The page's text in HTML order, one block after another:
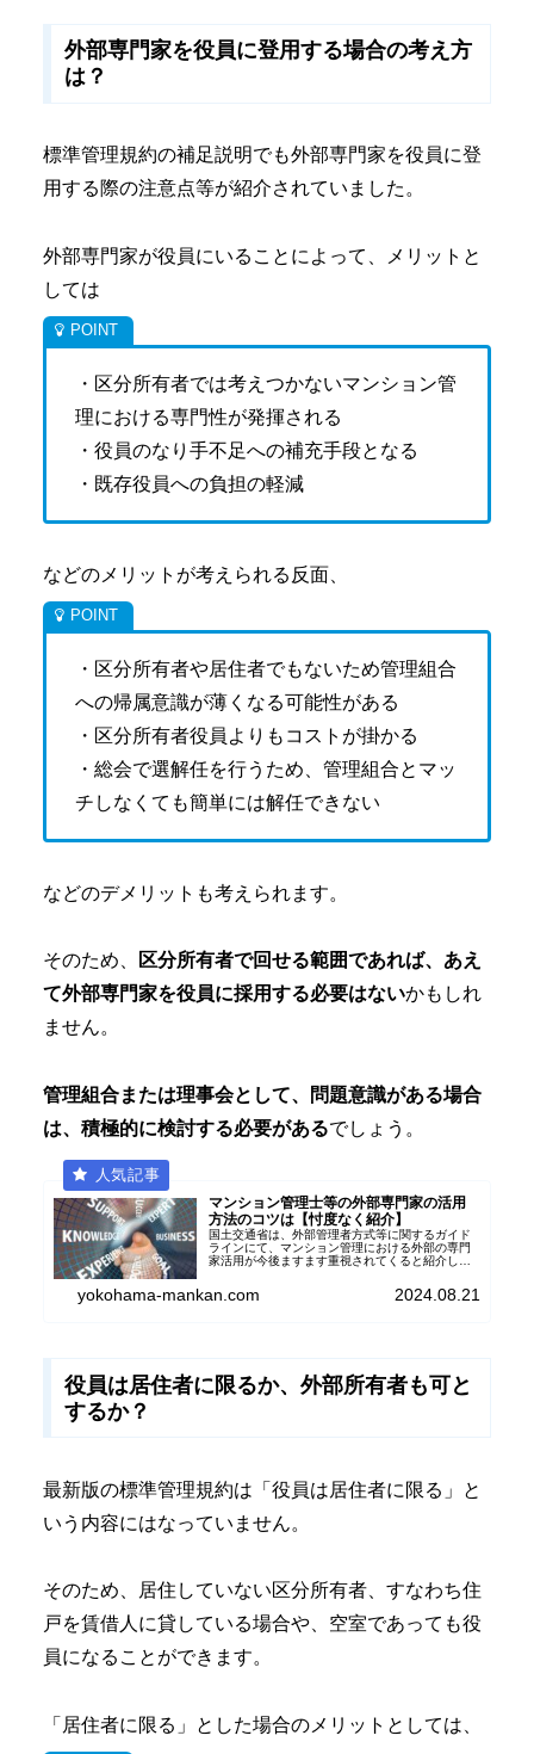
外部専門家を役員に登用する場合の考え方
は？
標準管理規約の補足説明でも外部専門家を役員に登
用する際の注意点等が紹介されていました。
外部専門家が役員にいることによって、メリットと
しては
・区分所有者では考えつかないマンション管
理における専門性が発揮される
・役員のなり手不足への補充手段となる
・既存役員への負担の軽減
などのメリットが考えられる反面、
・区分所有者や居住者でもないため管理組合
への帰属意識が薄くなる可能性がある
・区分所有者役員よりもコストが掛かる
・総会で選解任を行うため、管理組合とマッ
チしなくても簡単には解任できない
などのデメリットも考えられます。
そのため、
区分所有者で回せる範囲であれば、あえ
て外部専門家を役員に採用する必要はないかもしれ
ません。
管理組合または理事会として、問題意識がある場合
は、積極的に検討する必要があるでしょう。
マンション管理士等の外部専門家の活用
方法のコツは【忖度なく紹介】
国土交通省は、外部管理者方式等に関するガイド
ラインにて、マンション管理における外部の専門
家活用が今後ますます重視されてくると紹介して
ンション管理士等の外部専門家をどのように活用
すればよいのか、その活用方法を紹介します。
yokohama-mankan.com 2024.08.21
役員は居住者に限るか、外部所有者も可と
するか？
最新版の標準管理規約は「役員は居住者に限る」と
いう内容にはなっていません。
そのため、居住していない区分所有者、すなわち住
戸を賃借人に貸している場合や、空室であっても役
員になることができます。
「居住者に限る」とした場合のメリットとしては、